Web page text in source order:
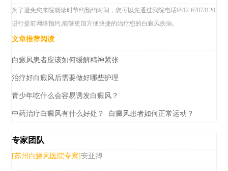
为了避免您来院就诊时节约预约时间，您可以先通过我院电话0512-67073120
进行提前网络预约,能够更加方便快捷的治疗您的白癜风疾病。
文章推荐阅读
白癜风患者应该如何缓解精神紧张
治疗好白癜风后需要做好哪些护理
青少年吃什么会容易诱发白癜风？
中药治疗白癜风有什么好处？ 白癜风患者如何正常运动？
专家团队
[苏州白癜风医院专家]安亚卿..